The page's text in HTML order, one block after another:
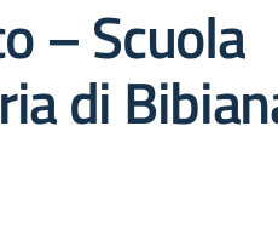
– Scuola
di